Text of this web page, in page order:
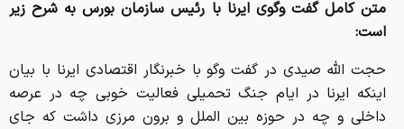
متن کامل گفت وگوی ایرنا با رئیس سازمان بورس به شرح زیر
است:
حجت الله صیدی در گفت وگو با خبرنگار اقتصادی ایرنا با بیان
اینکه ایرنا در ایام جنگ تحمیلی فعالیت خوبی چه در عرصه
داخلی و چه در حوزه بین الملل و برون مرزی داشت که جای